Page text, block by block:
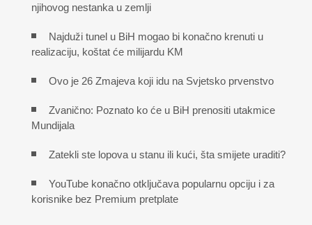
njihovog nestanka u zemlji
Najduži tunel u BiH mogao bi konačno krenuti u
realizaciju, koštat će milijardu KM
Ovo je 26 Zmajeva koji idu na Svjetsko prvenstvo
Zvanično: Poznato ko će u BiH prenositi utakmice
Mundijala
Zatekli ste lopova u stanu ili kući, šta smijete uraditi?
YouTube konačno otključava popularnu opciju i za
korisnike bez Premium pretplate